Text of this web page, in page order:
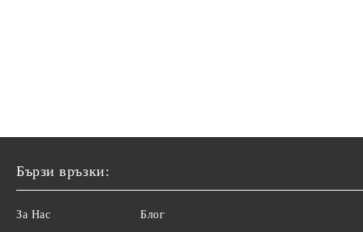
Бързи връзки:
За Нас Блог